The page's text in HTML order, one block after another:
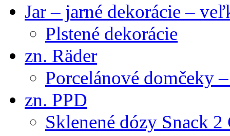
Jar – jarné dekorácie –
Plstené dekorácie
zn. Räder
Porcelánové domčeky
zn. PPD
Sklenené dózy Snack 2